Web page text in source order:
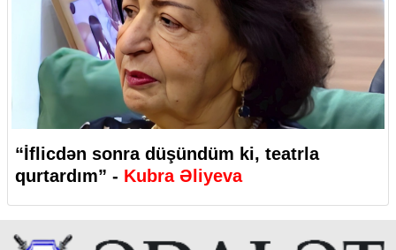
“İflicdən sonra düşündüm ki, teatrla
qurtardım” - Kubra Əliyeva